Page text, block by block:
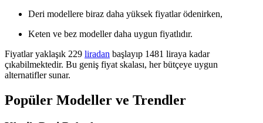
Deri modellere biraz daha yüksek fiyatlar ödenirken,
Keten ve bez modeller daha uygun fiyatlıdır.
Fiyatlar yaklaşık 229 liradan başlayıp 1481 liraya kadar
çıkabilmektedir. Bu geniş fiyat skalası, her bütçeye uygun
alternatifler sunar.
Popüler Modeller ve Trendler